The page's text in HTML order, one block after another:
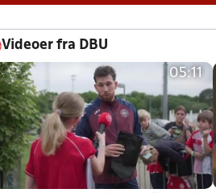
Videoer fra DBU
05:11